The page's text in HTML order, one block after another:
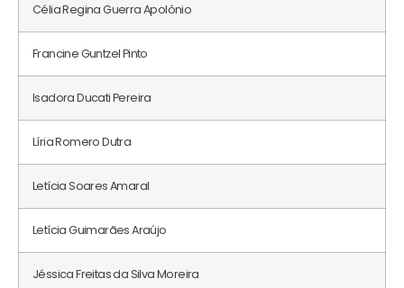
Célia Regina Guerra Apolônio
Francine Guntzel Pinto
Isadora Ducati Pereira
Líria Romero Dutra
Letícia Soares Amaral
Letícia Guimarães Araújo
Jéssica Freitas da Silva Moreira